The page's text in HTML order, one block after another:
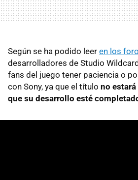
Según se ha podido leer en los
desarrolladores de Studio
fans del juego tener paciencia o
con Sony, ya que el título no
que su desarrollo esté